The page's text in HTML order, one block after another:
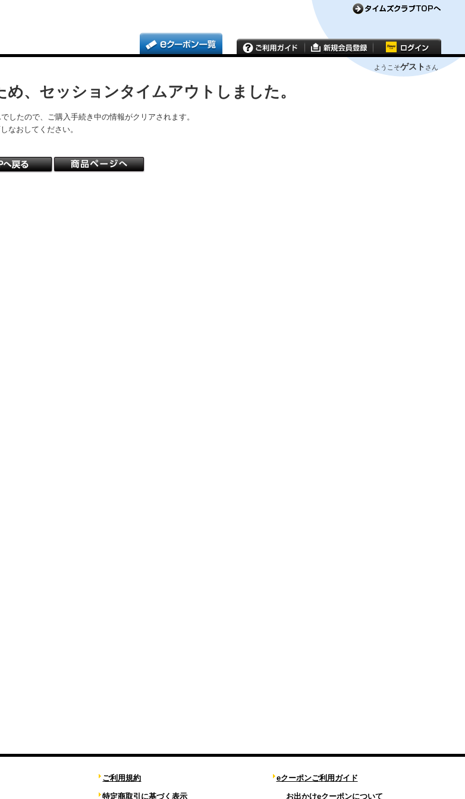
ようこそゲスト さん
、セッションタイムアウトしました。
したので、ご購入手続き中の情報がクリアされます。
なおしてください。
ご利用規約
特定商取引に基づく表示
eクーポンご利用ガイド
お出かけeクーポンについて